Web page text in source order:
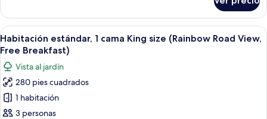
a
la
alberca
(Free
Breakfast)
estándar,
camas
individuales,
a
la
alberca
(Free
Breakfast)
Abrir
todas
las
fotos
de
Habitación
estándar,
Caja de seguridad en la habitación y
11
Habitación estándar, 1 cama King size (Rainbow Road View,
Free Breakfast)
Vista al jardín
280 pies cuadrados
1 habitación
3 personas